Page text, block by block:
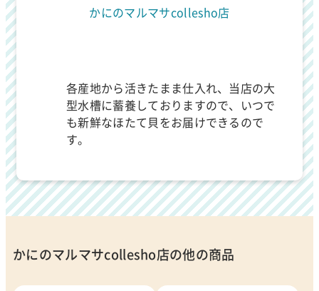
かにのマルマサcollesho店
各産地から活きたまま仕入れ、当店の大
型水槽に蓄養しておりますので、いつで
も新鮮なほたて貝をお届けできるので
す。
かにのマルマサcollesho店の他の商品